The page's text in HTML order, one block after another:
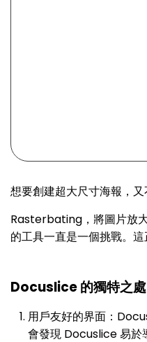
想要創建超大尺寸海報，
Rasterbating，將圖片放
的工具一直是一個挑戰。
Docuslice 的獨特之處
用戶友好的界面：
會發現 Docuslice 易於